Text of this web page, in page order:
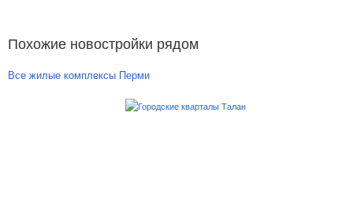
Похожие новостройки рядом
Все жилые комплексы Перми